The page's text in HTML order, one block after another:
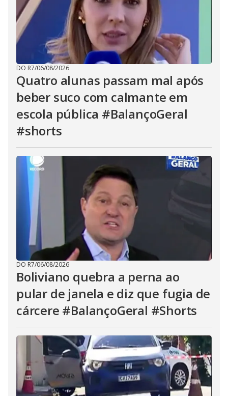
DO R7/06/08/2026
Quatro alunas passam mal após
beber suco com calmante em
escola pública #BalançoGeral
#shorts
DO R7/06/08/2026
Boliviano quebra a perna ao
pular de janela e diz que fugia de
cárcere #BalançoGeral #Shorts